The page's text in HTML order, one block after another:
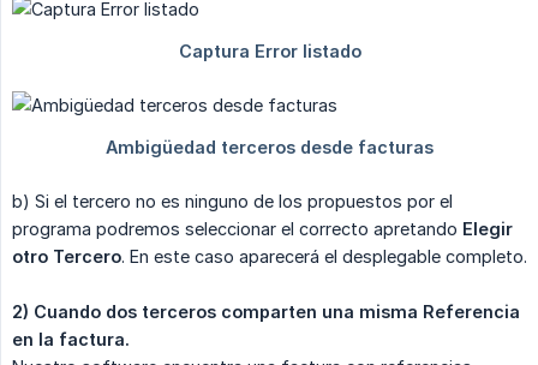
b) Si el tercero no es ninguno de los propuestos por el
programa podremos seleccionar el correcto apretando Elegir
otro Tercero. En este caso aparecerá el desplegable completo.
2) Cuando dos terceros comparten una misma Referencia
en la factura.